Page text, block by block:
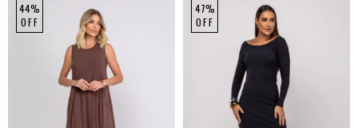
44%
OFF
47%
OFF